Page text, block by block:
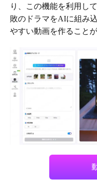
り、この機能を利用し
敗のドラマをAIに組み
やすい動画を作ることが